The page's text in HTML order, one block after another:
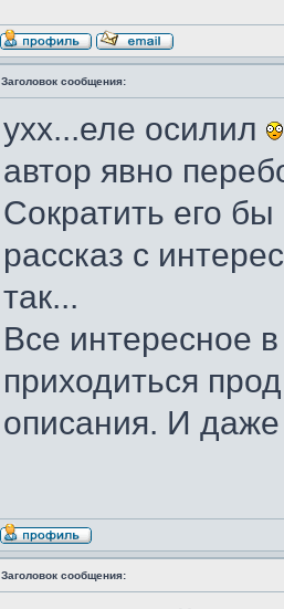
Заголовок сообщения:
ухх...еле осилил
автор явно
Сократить его
рассказ с
так...
Все интересное
приходиться
описания. И даже
Заголовок сообщения: